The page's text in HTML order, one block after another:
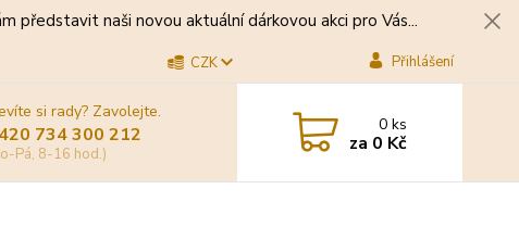
představit naši novou aktuální dárkovou akci pro Vás...
CZK Přihlášení
si rady? Zavolejte.
734 300 212
Pá, 8-16 hod.)
0ks
za 0 Kč